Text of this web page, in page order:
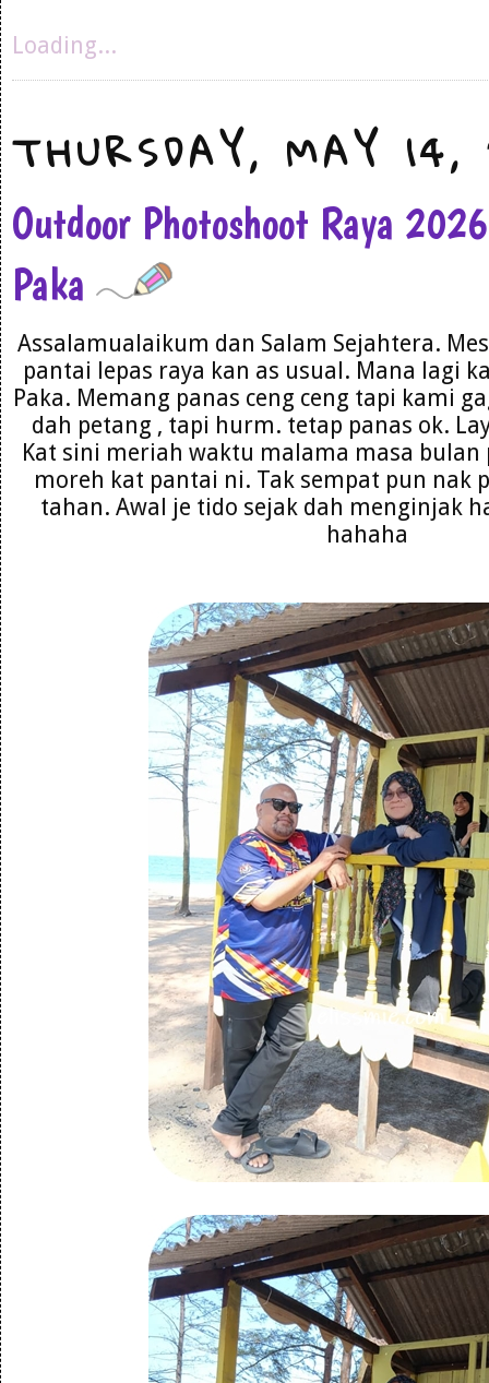
Loading...
THURSDAY, MAY
Outdoor Photoshoot Raya
Paka
Assalamualaikum dan Salam Sejahtera.
pantai lepas raya kan as usual. Mana lagi
Paka. Memang panas ceng ceng tapi kami
dah petang , tapi hurm. tetap panas ok.
Kat sini meriah waktu malama masa bulan
moreh kat pantai ni. Tak sempat pun nak
tahan. Awal je tido sejak dah menginjak
hahaha